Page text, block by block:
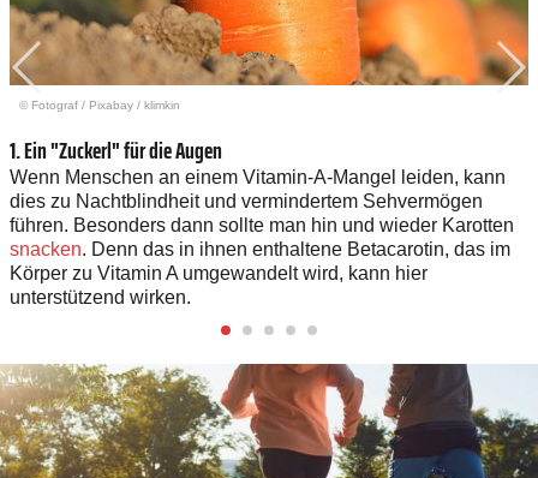
© Fotograf / Pixabay / klimkin
1. Ein "Zuckerl" für die Augen
Wenn Menschen an einem Vitamin-A-Mangel leiden, kann
dies zu Nachtblindheit und vermindertem Sehvermögen
führen. Besonders dann sollte man hin und wieder Karotten
snacken. Denn das in ihnen enthaltene Betacarotin, das im
Körper zu Vitamin A umgewandelt wird, kann hier
unterstützend wirken.